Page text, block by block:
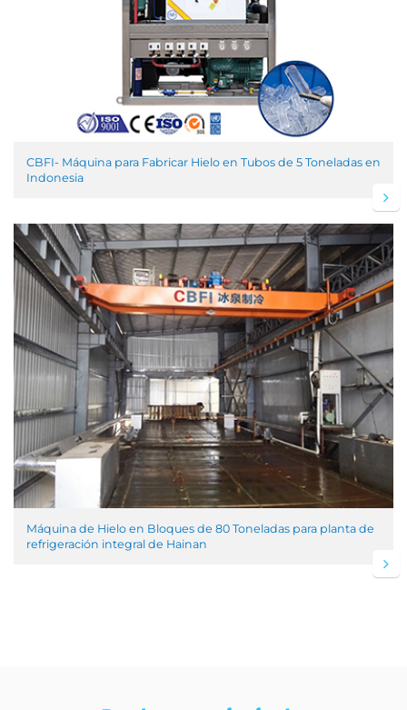
CBFI- Máquina para Fabricar Hielo en Tubos de 5 Toneladas en
Indonesia
Máquina de Hielo en Bloques de 80 Toneladas para planta de
refrigeración integral de Hainan